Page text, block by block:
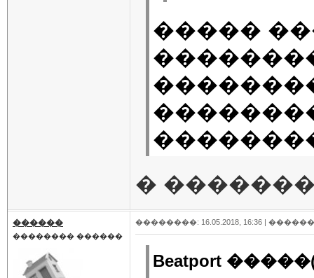
�����
�
������
�������� ������
��������: 16.05.2018, 16:36 |
Beatport